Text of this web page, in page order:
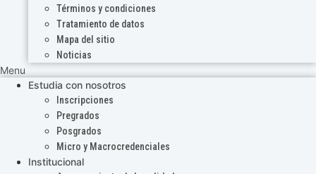
Términos y condiciones
Tratamiento de datos
Mapa del sitio
Noticias
Menu
Estudia con nosotros
Inscripciones
Pregrados
Posgrados
Micro y Macrocredenciales
Institucional